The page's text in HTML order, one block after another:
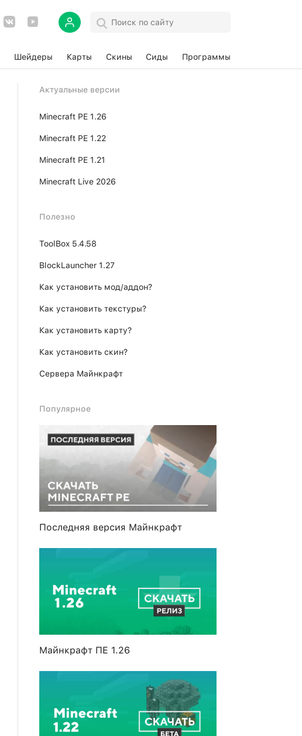
Шейдеры Карты Скины Сиды Программы
Актуальные версии
Minecraft PE 1.26
Minecraft PE 1.22
Minecraft PE 1.21
Minecraft Live 2026
Полезно
ToolBox 5.4.58
BlockLauncher 1.27
Как установить мод/аддон?
Как установить текстуры?
Как установить карту?
Как установить скин?
Сервера Майнкрафт
Популярное
Последняя версия Майнкрафт
Майнкрафт ПЕ 1.26